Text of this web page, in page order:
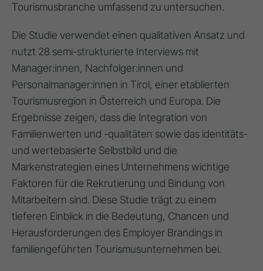
Tourismusbranche umfassend zu untersuchen.
Die Studie verwendet einen qualitativen Ansatz und
nutzt 28 semi-strukturierte Interviews mit
Manager:innen, Nachfolger:innen und
Personalmanager:innen in Tirol, einer etablierten
Tourismusregion in Österreich und Europa. Die
Ergebnisse zeigen, dass die Integration von
Familienwerten und -qualitäten sowie das identitäts-
und wertebasierte Selbstbild und die
Markenstrategien eines Unternehmens wichtige
Faktoren für die Rekrutierung und Bindung von
Mitarbeitern sind. Diese Studie trägt zu einem
tieferen Einblick in die Bedeutung, Chancen und
Herausforderungen des Employer Brandings in
familiengeführten Tourismusunternehmen bei.